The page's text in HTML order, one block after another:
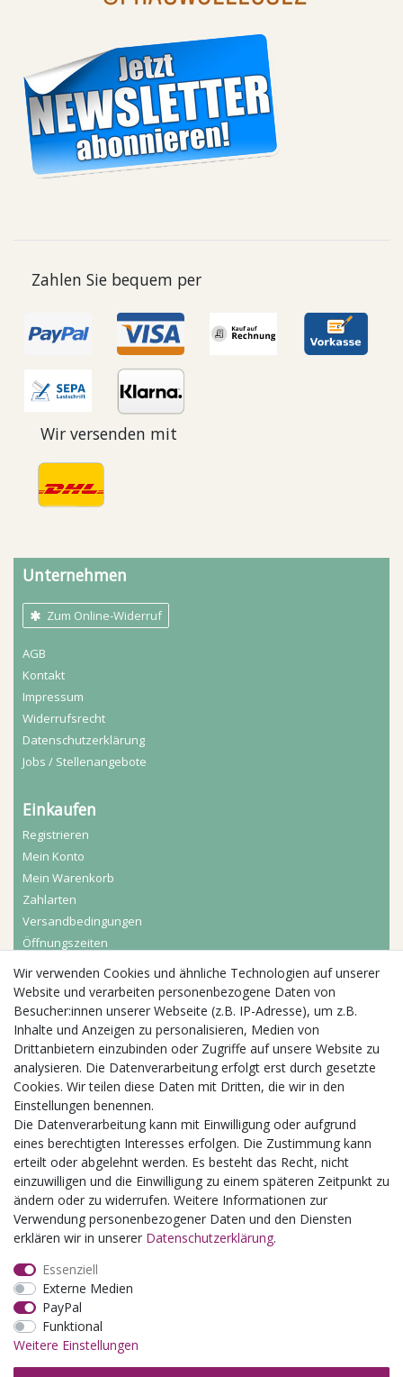
Zahlen Sie bequem per
Wir versenden mit
Unternehmen
Zum Online-Widerruf
AGB
Kontakt
Impressum
Widerrufs­recht
Daten­schutz­erklärung
Jobs / Stellenangebote
Einkaufen
Registrieren
Mein Konto
Mein Warenkorb
Zahlarten
Versandbedingungen
Öffnungszeiten
Aktuelles
Busgruppen
Kindergeburtstage
Kindergartenausflug
Schulklassenausflug
Zwillingsrabatt
Wir verwenden Cookies und ähnliche Technologien auf unserer
Website und verarbeiten personenbezogene Daten von
Besucher:innen unserer Webseite (z.B. IP-Adresse), um z.B.
Inhalte und Anzeigen zu personalisieren, Medien von
Drittanbietern einzubinden oder Zugriffe auf unsere Website zu
analysieren. Die Datenverarbeitung erfolgt erst durch gesetzte
Cookies. Wir teilen diese Daten mit Dritten, die wir in den
Einstellungen benennen.
Die Datenverarbeitung kann mit Einwilligung oder aufgrund
eines berechtigten Interesses erfolgen. Die Zustimmung kann
erteilt oder abgelehnt werden. Es besteht das Recht, nicht
einzuwilligen und die Einwilligung zu einem späteren Zeitpunkt zu
ändern oder zu widerrufen. Weitere Informationen zur
Verwendung personenbezogener Daten und den Diensten
erklären wir in unserer Daten­schutz­erklärung.
Essenziell
Externe Medien
PayPal
Funktional
Weitere Einstellungen